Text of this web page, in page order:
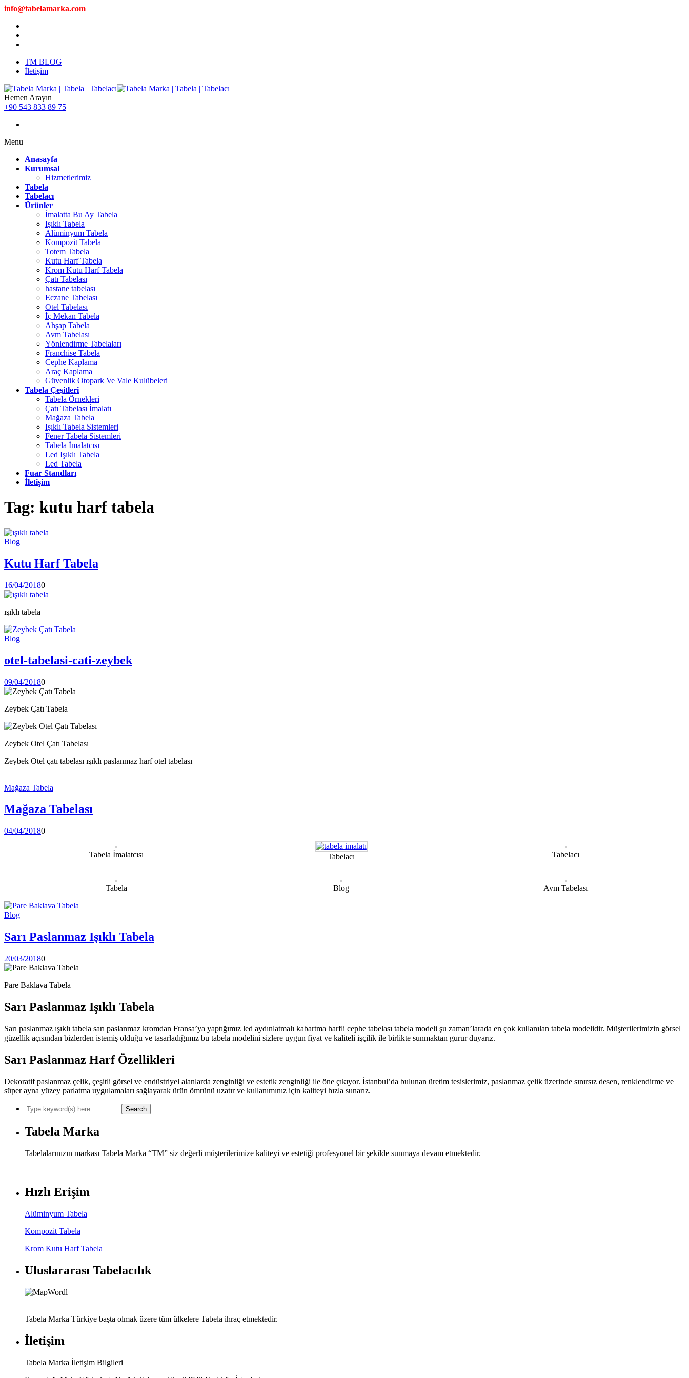
info@tabelamarka.com
TM BLOG
İletişim
Hemen Arayın
+90 543 833 89 75
Menu
Anasayfa
Kurumsal
Hizmetlerimiz
Tabela
Tabelacı
Ürünler
İmalatta Bu Ay Tabela
Işıklı Tabela
Alüminyum Tabela
Kompozit Tabela
Totem Tabela
Kutu Harf Tabela
Krom Kutu Harf Tabela
Çatı Tabelası
hastane tabelası
Eczane Tabelası
Otel Tabelası
İç Mekan Tabela
Ahşap Tabela
Avm Tabelası
Yönlendirme Tabelaları
Franchise Tabela
Cephe Kaplama
Araç Kaplama
Güvenlik Otopark Ve Vale Kulübeleri
Tabela Çeşitleri
Tabela Örnekleri
Çatı Tabelası İmalatı
Mağaza Tabela
Işıklı Tabela Sistemleri
Fener Tabela Sistemleri
Tabela İmalatcısı
Led Işıklı Tabela
Led Tabela
Fuar Standları
İletişim
Tag: kutu harf tabela
Blog
Kutu Harf Tabela
16/04/20180
ışıklı tabela
Blog
otel-tabelasi-cati-zeybek
09/04/20180
Zeybek Çatı Tabela
Zeybek Otel Çatı Tabelası
Zeybek Otel çatı tabelası ışıklı paslanmaz harf otel tabelası
Mağaza Tabela
Mağaza Tabelası
04/04/20180
Tabela İmalatcısı Tabelacı Tabelacı
Tabela Blog Avm Tabelası
Blog
Sarı Paslanmaz Işıklı Tabela
20/03/20180
Pare Baklava Tabela
Sarı Paslanmaz Işıklı Tabela
Sarı paslanmaz ışıklı tabela sarı paslanmaz kromdan Fransa’ya yaptığımız led aydınlatmalı kabartma harfli cephe tabelası tabela modeli şu zaman’larada en çok kullanılan tabela modelidir. Müşterilerimizin görsel
güzellik açısından bizlerden istemiş olduğu ve tasarladığımız bu tabela modelini sizlere uygun fiyat ve kaliteli işçilik ile birlikte sunmaktan gurur duyarız.
Sarı Paslanmaz Harf Özellikleri
Dekoratif paslanmaz çelik, çeşitli görsel ve endüstriyel alanlarda zenginliği ve estetik zenginliği ile öne çıkıyor. İstanbul’da bulunan üretim tesislerimiz, paslanmaz çelik üzerinde sınırsız desen, renklendirme ve
süper ayna yüzey parlatma uygulamaları sağlayarak ürün ömrünü uzatır ve kullanımınız için kaliteyi hızla sunarız.
Tabela Marka
Tabelalarınızın markası Tabela Marka “TM” siz değerli müşterilerimize kaliteyi ve estetiği profesyonel bir şekilde sunmaya devam etmektedir.
Hızlı Erişim
Alüminyum Tabela
Kompozit Tabela
Krom Kutu Harf Tabela
Uluslararası Tabelacılık
Tabela Marka Türkiye başta olmak üzere tüm ülkelere Tabela ihraç etmektedir.
İletişim
Tabela Marka İletişim Bilgileri